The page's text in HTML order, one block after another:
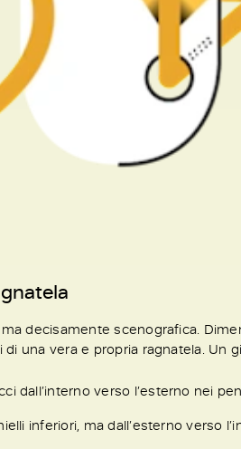
decisamente scenografica.
una vera e propria ragnatela. Un
dall’interno verso l’esterno nei
inferiori, ma dall’esterno verso